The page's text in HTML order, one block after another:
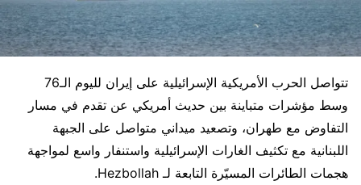
تتواصل الحرب الأمريكية الإسرائيلية على إيران لليوم الـ76
وسط مؤشرات متباينة بين حديث أمريكي عن تقدم في مسار
التفاوض مع طهران، وتصعيد ميداني متواصل على الجبهة
اللبنانية مع تكثيف الغارات الإسرائيلية واستنفار واسع لمواجهة
هجمات الطائرات المسيّرة التابعة لـ Hezbollah
.